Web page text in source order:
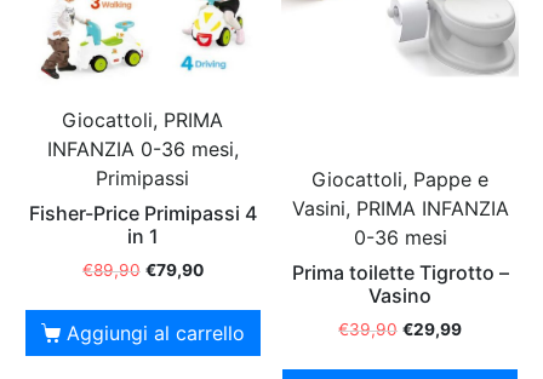
Giocattoli, PRIMA
INFANZIA 0-36 mesi,
Primipassi
Fisher-Price Primipassi 4
in 1
€89,90 €79,90
Aggiungi al carrello
Giocattoli, Pappe e
Vasini, PRIMA INFANZIA
0-36 mesi
Prima toilette Tigrotto –
Vasino
€39,90 €29,99